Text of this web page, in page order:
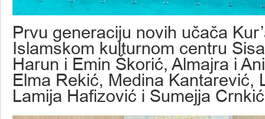
Prvu generaciju novih učača
Islamskom kulturnom centru
Harun i Emin Škorić, Almajra i
Elma Rekić, Medina Kantarević,
Lamija Hafizović i Sumejja